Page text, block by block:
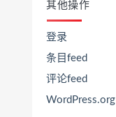
其他操作
登录
条目feed
评论feed
WordPress.org